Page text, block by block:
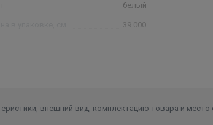
белый
39.000
внешний вид, комплектацию товара и место